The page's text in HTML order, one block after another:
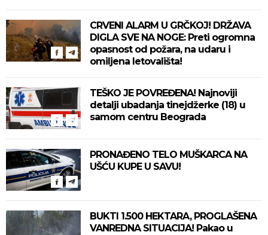
CRVENI ALARM U GRČKOJ! DRŽAVA
DIGLA SVE NA NOGE: Preti ogromna
opasnost od požara, na udaru i
omiljena letovališta!
TEŠKO JE POVREĐENA! Najnoviji
detalji ubadanja tinejdžerke (18) u
samom centru Beograda
PRONAĐENO TELO MUŠKARCA NA
UŠĆU KUPE U SAVU!
BUKTI 1.500 HEKTARA, PROGLAŠENA
VANREDNA SITUACIJA! Pakao u